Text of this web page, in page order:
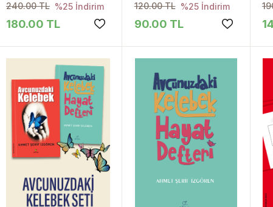
240.00 TL %25 İndirim
180.00 TL
120.00 TL %25 İndirim
90.00 TL